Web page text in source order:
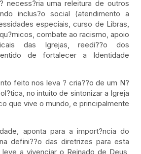
necess?ria uma releitura de outros
inclus?o social (atendimento a
especiais, curso de Libras,
combate ao racismo, apoio
das Igrejas, reedi??o dos
de fortalecer a Identidade
feito nos leva ? cria??o de um N?
no intuito de sintonizar a Igreja
que vive o mundo, e principalmente
aponta para a import?ncia do
defini??o das diretrizes para esta
a vivenciar o Reinado de Deus,